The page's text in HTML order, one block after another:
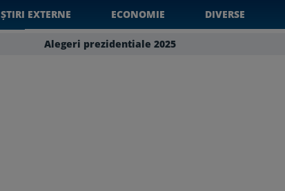
ȘTIRI EXTERNE ECONOMIE DIVERSE
Alegeri prezidentiale 2025